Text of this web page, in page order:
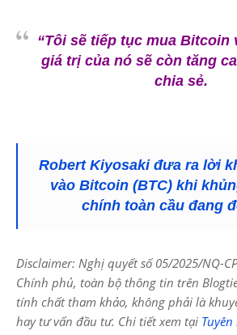
“Tôi sẽ tiếp tục mua Bitcoin
giá trị của nó sẽ còn tăng
chia sẻ.
Robert Kiyosaki đưa ra lời
vào Bitcoin (BTC) khi
chính toàn cầu đang
Disclaimer: Nghị quyết số 05/2025/NQ-
Chính phủ, toàn bộ thông tin trên
tính chất tham khảo, không phải là
hay tư vấn đầu tư. Chi tiết xem tại